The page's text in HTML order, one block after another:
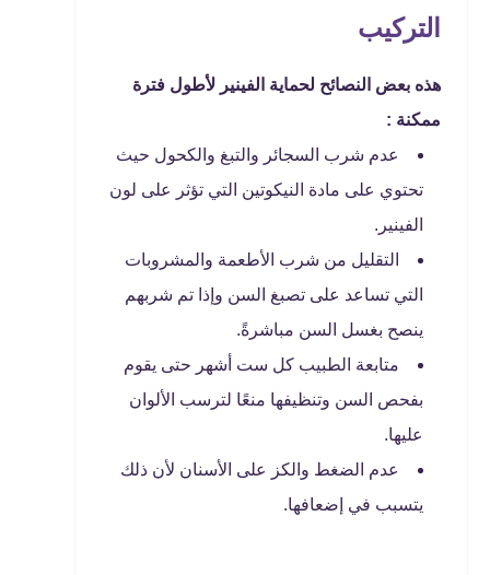
التركيب
هذه بعض النصائح لحماية الفينير لأطول فترة
ممكنة :
عدم شرب السجائر والتبغ والكحول حيث
تحتوي على مادة النيكوتين التي تؤثر على لون
الفينير.
التقليل من شرب الأطعمة والمشروبات
التي تساعد على تصبغ السن وإذا تم شربهم
ينصح بغسل السن مباشرةً.
متابعة الطبيب كل ست أشهر حتى يقوم
بفحص السن وتنظيفها منعًا لترسب الألوان
عليها.
عدم الضغط والكز على الأسنان لأن ذلك
يتسبب في إضعافها.